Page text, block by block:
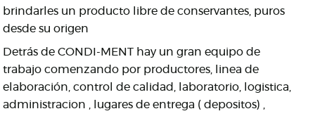
brindarles un producto libre de conservantes, puros
desde su origen
Detrás de CONDI-MENT hay un gran equipo de
trabajo comenzando por productores, linea de
elaboración, control de calidad, laboratorio, logistica,
administracion , lugares de entrega ( depositos) ,